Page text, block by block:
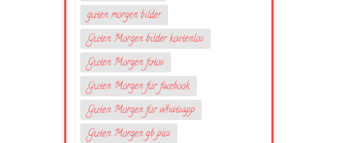
guten morgen bilder
Guten Morgen bilder kostenlos
Guten Morgen fotos
Guten Morgen für facebook
Guten Morgen für whatsapp
Guten Morgen gb pics